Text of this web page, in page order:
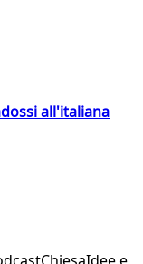
all'italiana